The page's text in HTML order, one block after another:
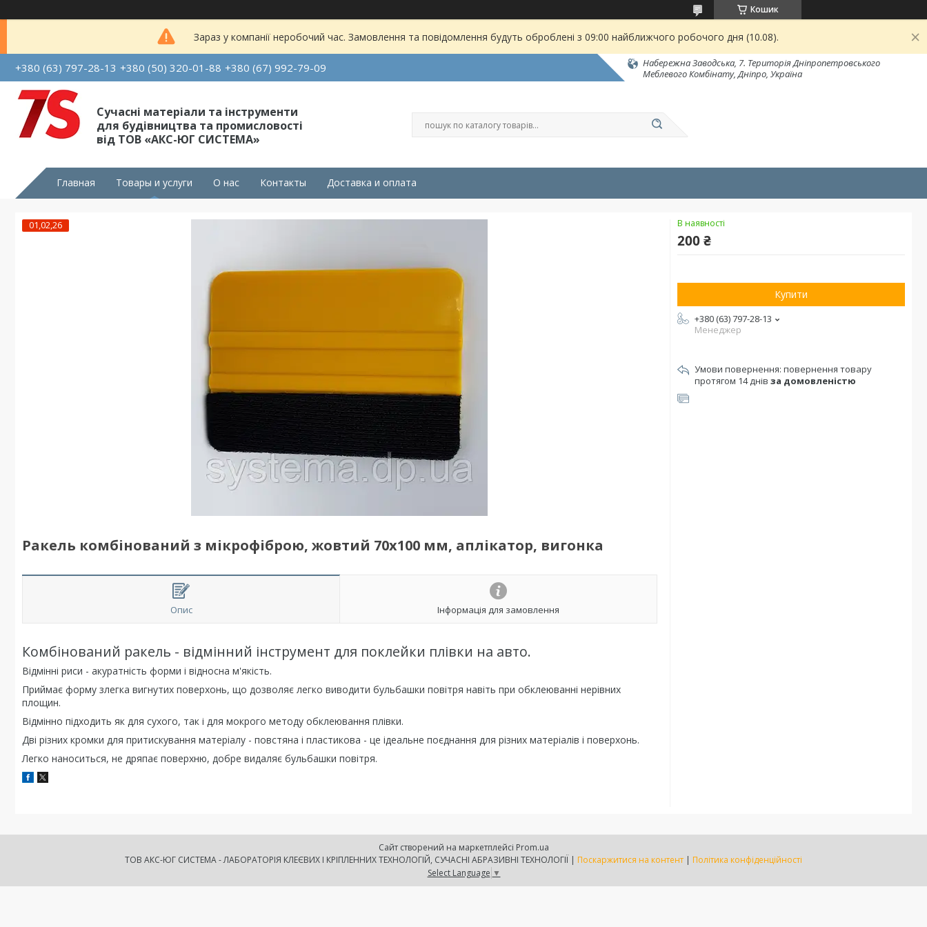
Кошик
Зараз у компанії неробочий час. Замовлення та повідомлення будуть оброблені з 09:00 найближчого робочого дня (10.08).
+380 (63) 797-28-13 +380 (50) 320-01-88 +380 (67) 992-79-09
Набережна Заводська, 7. Територія Дніпропетровського
Меблевого Комбінату, Дніпро, Україна
Сучасні матеріали та інструменти
для будівництва та промисловості
від ТОВ «АКС-ЮГ СИСТЕМА»
Главная Товары и услуги О нас Контакты Доставка и оплата
01,02,26
Ракель комбінований з мікрофіброю, жовтий 70х100 мм, аплікатор, вигонка
Опис Інформація для замовлення
Комбінований ракель - відмінний інструмент для поклейки плівки на авто.
Відмінні риси - акуратність форми і відносна м'якість.
Приймає форму злегка вигнутих поверхонь, що дозволяє легко виводити бульбашки повітря навіть при обклеюванні нерівних
площин.
Відмінно підходить як для сухого, так і для мокрого методу обклеювання плівки.
Дві різних кромки для притискування матеріалу - повстяна і пластикова - це ідеальне поєднання для різних матеріалів і поверхонь.
Легко наноситься, не дряпає поверхню, добре видаляє бульбашки повітря.
В наявності
200 ₴
Купити
+380 (63) 797-28-13
Менеджер
повернення товару
протягом 14 днів за домовленістю
Сайт створений на маркетплейсі Prom.ua
ТОВ АКС-ЮГ СИСТЕМА - ЛАБОРАТОРІЯ КЛЕЄВИХ І КРІПЛЕННИХ ТЕХНОЛОГІЙ, СУЧАСНІ АБРАЗИВНІ ТЕХНОЛОГІЇ | Поскаржитися на контент | Політика конфіденційності
Select Language ▼